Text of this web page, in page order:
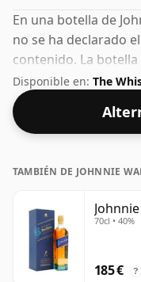
En una botella de
no se ha declarado
contenido. La
destacado en tu
Disponible en: The
TAMBIÉN DE JOHNNIE
70cl • 40%
185 € ?